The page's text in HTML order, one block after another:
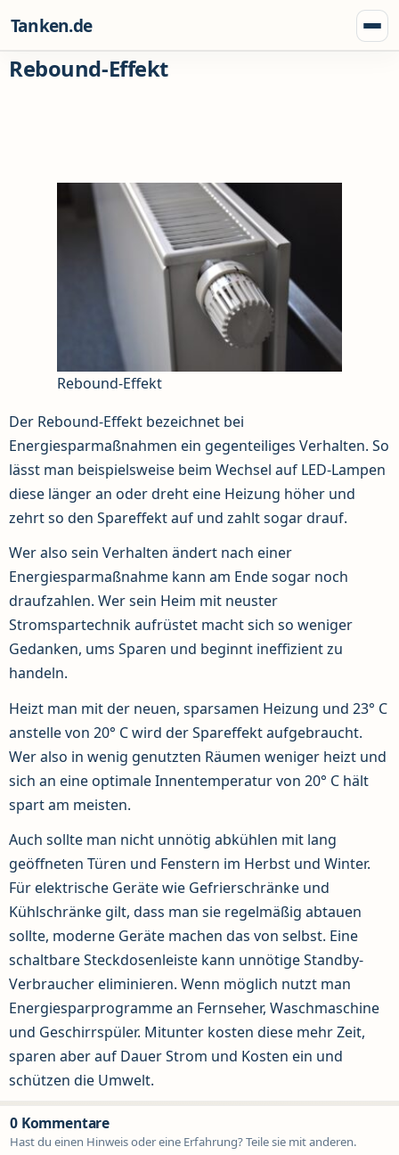
Tanken.de
Rebound-Effekt
Rebound-Effekt
Der Rebound-Effekt bezeichnet bei
Energiesparmaßnahmen ein gegenteiliges Verhalten. So
lässt man beispielsweise beim Wechsel auf LED-Lampen
diese länger an oder dreht eine Heizung höher und
zehrt so den Spareffekt auf und zahlt sogar drauf.
Wer also sein Verhalten ändert nach einer
Energiesparmaßnahme kann am Ende sogar noch
draufzahlen. Wer sein Heim mit neuster
Stromspartechnik aufrüstet macht sich so weniger
Gedanken, ums Sparen und beginnt ineffizient zu
handeln.
Heizt man mit der neuen, sparsamen Heizung und 23° C
anstelle von 20° C wird der Spareffekt aufgebraucht.
Wer also in wenig genutzten Räumen weniger heizt und
sich an eine optimale Innentemperatur von 20° C hält
spart am meisten.
Auch sollte man nicht unnötig abkühlen mit lang
geöffneten Türen und Fenstern im Herbst und Winter.
Für elektrische Geräte wie Gefrierschränke und
Kühlschränke gilt, dass man sie regelmäßig abtauen
sollte, moderne Geräte machen das von selbst. Eine
schaltbare Steckdosenleiste kann unnötige Standby-
Verbraucher eliminieren. Wenn möglich nutzt man
Energiesparprogramme an Fernseher, Waschmaschine
und Geschirrspüler. Mitunter kosten diese mehr Zeit,
sparen aber auf Dauer Strom und Kosten ein und
schützen die Umwelt.
0 Kommentare
Hast du einen Hinweis oder eine Erfahrung? Teile sie mit anderen.